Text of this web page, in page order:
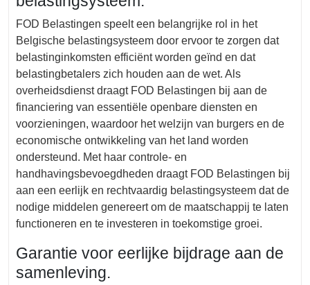
FOD Belastingen speelt een belangrijke rol in het
Belgische belastingsysteem door ervoor te zorgen dat
belastinginkomsten efficiënt worden geïnd en dat
belastingbetalers zich houden aan de wet. Als
overheidsdienst draagt FOD Belastingen bij aan de
financiering van essentiële openbare diensten en
voorzieningen, waardoor het welzijn van burgers en de
economische ontwikkeling van het land worden
ondersteund. Met haar controle- en
handhavingsbevoegdheden draagt FOD Belastingen bij
aan een eerlijk en rechtvaardig belastingsysteem dat de
nodige middelen genereert om de maatschappij te laten
functioneren en te investeren in toekomstige groei.
Garantie voor eerlijke bijdrage aan de
samenleving.